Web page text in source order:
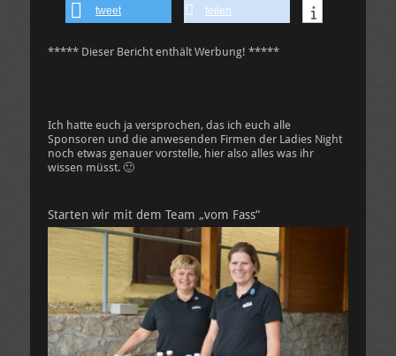
tweet teilen
***** Dieser Bericht enthält Werbung! *****
Ich hatte euch ja versprochen, das ich euch alle
Sponsoren und die anwesenden Firmen der Ladies Night
noch etwas genauer vorstelle, hier also alles was ihr
wissen müsst. 🙂
Starten wir mit dem Team „vom Fass“